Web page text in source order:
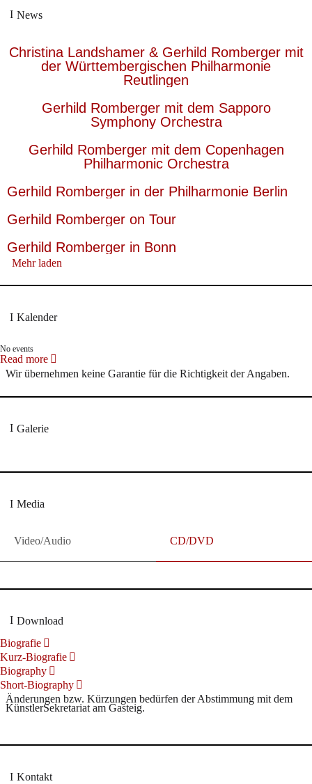
News
Christina Landshamer & Gerhild Romberger mit
der Württembergischen Philharmonie
Reutlingen
Gerhild Romberger mit dem Sapporo
Symphony Orchestra
Gerhild Romberger mit dem Copenhagen
Philharmonic Orchestra
Gerhild Romberger in der Philharmonie Berlin
Gerhild Romberger on Tour
Gerhild Romberger in Bonn
Mehr laden
Kalender
No events
Read more
Wir übernehmen keine Garantie für die Richtigkeit der Angaben.
Galerie
Media
Video/Audio CD/DVD
Download
Biografie
Kurz-Biografie
Biography
Short-Biography
Änderungen bzw. Kürzungen bedürfen der Abstimmung mit dem
KünstlerSekretariat am Gasteig.
Kontakt